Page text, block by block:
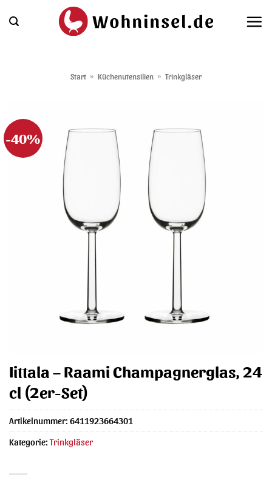
Inhalt
Start » Küchenutensilien » Trinkgläser
-40%
Iittala – Raami Champagnerglas, 24
cl (2er-Set)
Artikelnummer: 6411923664301
Kategorie:Trinkgläser